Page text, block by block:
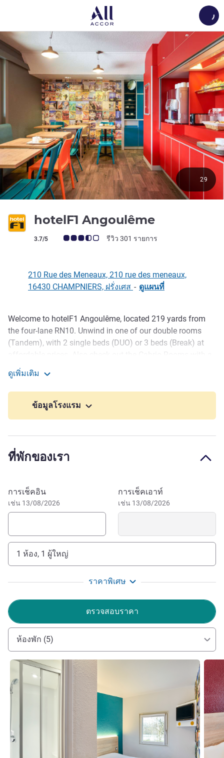
hotelF1 Angoulême
คะแนนความคิดเห็นจากแขก (เรทติ้งบน ALL)
3.7/5 รีวิว 301 รายการ
29
210 Rue des Meneaux, 210 rue des meneaux,
16430 CHAMPNIERS, ฝรั่งเศส - ดูแผนที่
รายละเอียด
Welcome to hotelF1 Angoulême, located 219 yards from
the four-lane RN10. Unwind in one of our double rooms
(Tandem), with 2 single beds (DUO) or 3 beds (Break) at
shower and private bathroom facilities. All rooms include:
USB jacks, a 22'" flat-screen TV and WC area. A low-cost
hotel in Angoulême with free WiFi, private parking and
open terrace.
doorstep of the famous Cognac and Périgord vineyards.
Close to shops, restaurants and fast-food outlets, hotelF1
d'Angoulême is ideal for stopovers. The hotel offers
budget hotel, 22 yards from the hotelF1.
The team at hotelF1 Angoulême Nord is delighted to
simplicity and comfort, 24/7 (access by automatic
terminal at certain times).
JACQUES MINGUI ฝ่ายบริหารโรงแรม
ดูเพิ่มเติม
ข้อมูลโรงแรม
ที่พักของเรา
จองโรงแรมนี้
การเช็คอิน
เช่น 13/08/2026
การเช็คเอาท์
เช่น 13/08/2026
1 ห้อง, 1 ผู้ใหญ่
ราคาพิเศษ
ตรวจสอบราคา
ห้องพัก (5)
ดูรายละเอียด ดูราย